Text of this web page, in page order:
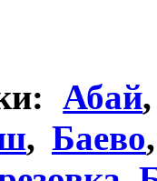
Абай
, Баево